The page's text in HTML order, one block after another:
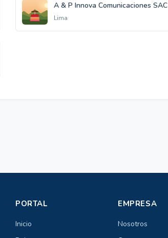
A & P Innova Comunicaciones SAC
Lima
PORTAL
Inicio
EMPRESA
Nosotros